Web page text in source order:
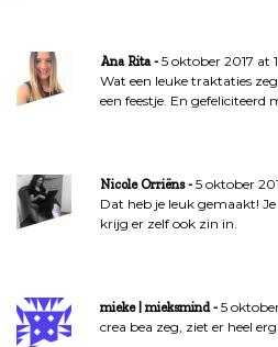
Ana Rita
5 oktober 2017 at
Wat een leuke traktaties
een feestje. En gefeliciteerd
Nicole Orriëns
5 oktober
Dat heb je leuk gemaakt!
krijg er zelf ook zin in.
mieke | mieksmind
5
crea bea zeg, ziet er heel